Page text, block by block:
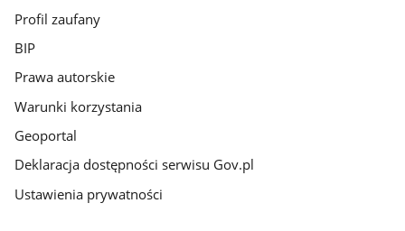
Profil zaufany
BIP
Prawa autorskie
Warunki korzystania
Geoportal
Deklaracja dostępności serwisu Gov.pl
Ustawienia prywatności